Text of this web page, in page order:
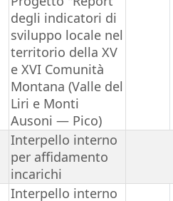
degli indicatori di
sviluppo locale nel
territorio della XV
e XVI Comunità
Montana (Valle del
Liri e Monti
Ausoni — Pico)
Interpello interno
per affidamento
incarichi
Interpello interno